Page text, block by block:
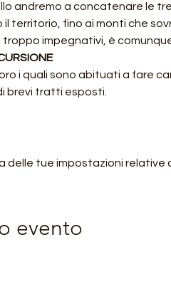
andremo a concatenare le
territorio, fino ai monti che
impegnativi, è
i quali sono abituati a fare
brevi tratti esposti.
tue impostazioni relative
evento